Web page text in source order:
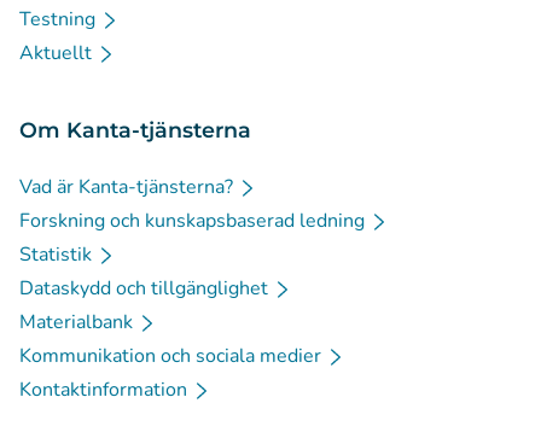
Testning
Aktuellt
Om Kanta-tjänsterna
Vad är Kanta-tjänsterna?
Forskning och kunskapsbaserad ledning
Statistik
Dataskydd och tillgänglighet
Materialbank
Kommunikation och sociala medier
Kontaktinformation